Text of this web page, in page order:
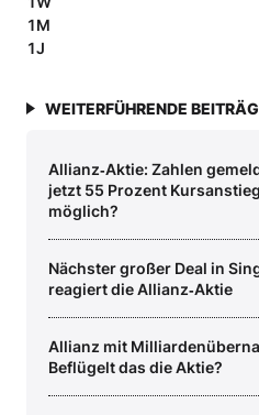
1M
1J
WEITERFÜHRENDE
Allianz‑Aktie: Zahlen
jetzt 55 Prozent Kursanstieg
möglich?
Nächster großer Deal in
reagiert die Allianz‑Aktie
Allianz mit
Beflügelt das die Aktie?